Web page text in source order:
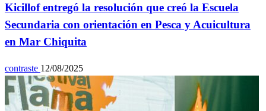
Kicillof entregó la resolución que creó la Escuela
Secundaria con orientación en Pesca y Acuicultura
en Mar Chiquita
contraste 12/08/2025